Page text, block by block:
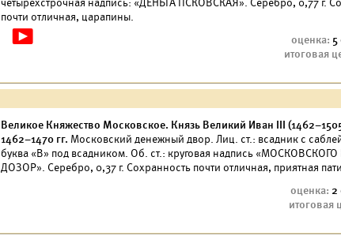
четырехстрочная надпись: «ДЕНЬГА ПСКОВСКАЯ». Серебро, 0,77 г.
почти отличная, царапины.
Великое Княжество Московское. Князь Великий Иван III
1462–1470 гг. Московский денежный двор. Лиц. ст.: всадник с
буква «В» под всадником. Об. ст.: круговая надпись
ДОЗОР». Серебро, 0,37 г. Сохранность почти отличная, приятная
2